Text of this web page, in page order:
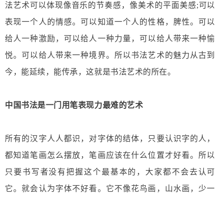
法艺术可以体现像音乐的节奏感，像美术的平面美感;可以
表现一个人的情感。可以知道一个人的性格，脾性。可以
给人一种激励，可以给人一种力量，可以给人带来一种愉
悦。可以给人带来一种境界。所以书法艺术的魅力从古到
今，能延续，能传承，这就是书法艺术的所在。
中国书法是一门用笔表现力最难的艺术
所有的汉字人人都识，对字体的结体，只要认识字的人，
都知道笔画怎么摆放，笔画应该在什么位置才好看。所以
只要书写者没有把握这个最基本的，大家都不会去认可
它。就会认为字体不好看。它不像花鸟画，山水画，少一